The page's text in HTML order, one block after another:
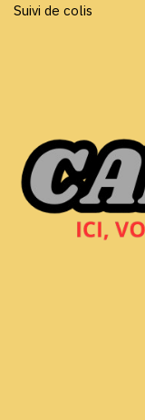
Suivi de colis